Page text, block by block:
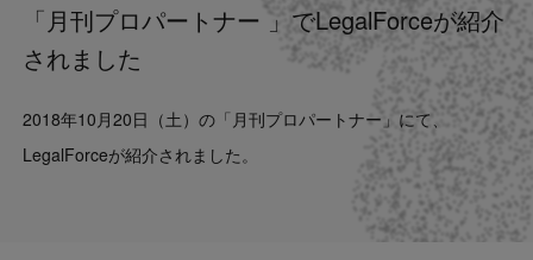
News
LegalOn Now
「月刊プロパートナー 」でLegalForceが紹介
されました
2018年10月20日（土）の「月刊プロパートナー」にて、
LegalForceが紹介されました。